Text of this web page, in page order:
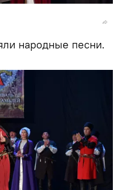
народные песни.